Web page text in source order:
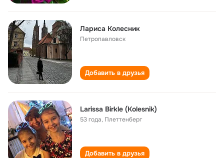
Лариса Колесник
Петропавловск
Добавить в друзья
Larissa Birkle (Kolesnik)
53 года, Плеттенберг
Добавить в друзья